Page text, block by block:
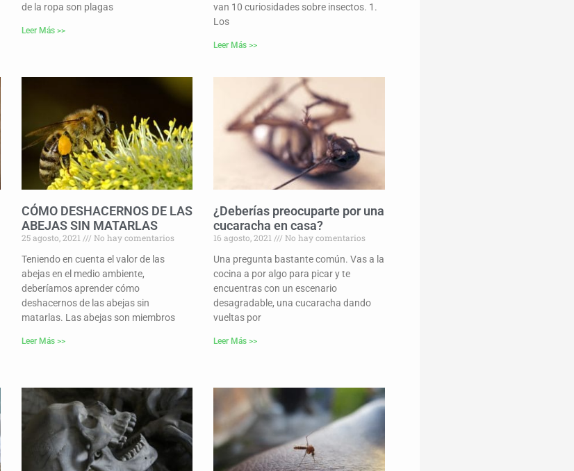
de la ropa son plagas
Leer Más >>
van 10 curiosidades sobre insectos. 1.
Los
Leer Más >>
CÓMO DESHACERNOS DE LAS
ABEJAS SIN MATARLAS
25 agosto, 2021
No hay comentarios
Teniendo en cuenta el valor de las
abejas en el medio ambiente,
deberíamos aprender cómo
deshacernos de las abejas sin
matarlas. Las abejas son miembros
Leer Más >>
¿Deberías preocuparte por una
cucaracha en casa?
16 agosto, 2021
No hay comentarios
Una pregunta bastante común. Vas a la
cocina a por algo para picar y te
encuentras con un escenario
desagradable, una cucaracha dando
vueltas por
Leer Más >>